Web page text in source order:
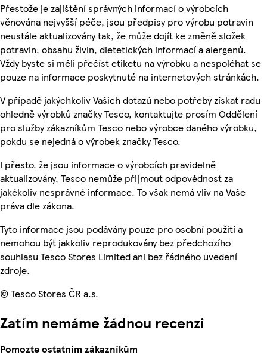
Přestože je zajištění správných informací o výrobcích
věnována nejvyšší péče, jsou předpisy pro výrobu potravin
neustále aktualizovány tak, že může dojít ke změně složek
potravin, obsahu živin, dietetických informací a alergenů.
Vždy byste si měli přečíst etiketu na výrobku a nespoléhat se
pouze na informace poskytnuté na internetových stránkách.
V případě jakýchkoliv Vašich dotazů nebo potřeby získat radu
ohledně výrobků značky Tesco, kontaktujte prosím Oddělení
pro služby zákazníkům Tesco nebo výrobce daného výrobku,
pokdu se nejedná o výrobek značky Tesco.
I přesto, že jsou informace o výrobcích pravidelně
aktualizovány, Tesco nemůže přijmout odpovědnost za
jakékoliv nesprávné informace. To však nemá vliv na Vaše
práva dle zákona.
Tyto informace jsou podávány pouze pro osobní použití a
nemohou být jakkoliv reprodukovány bez předchozího
souhlasu Tesco Stores Limited ani bez řádného uvedení
zdroje.
© Tesco Stores ČR a.s.
Zatím nemáme žádnou recenzi
Pomozte ostatním zákazníkům